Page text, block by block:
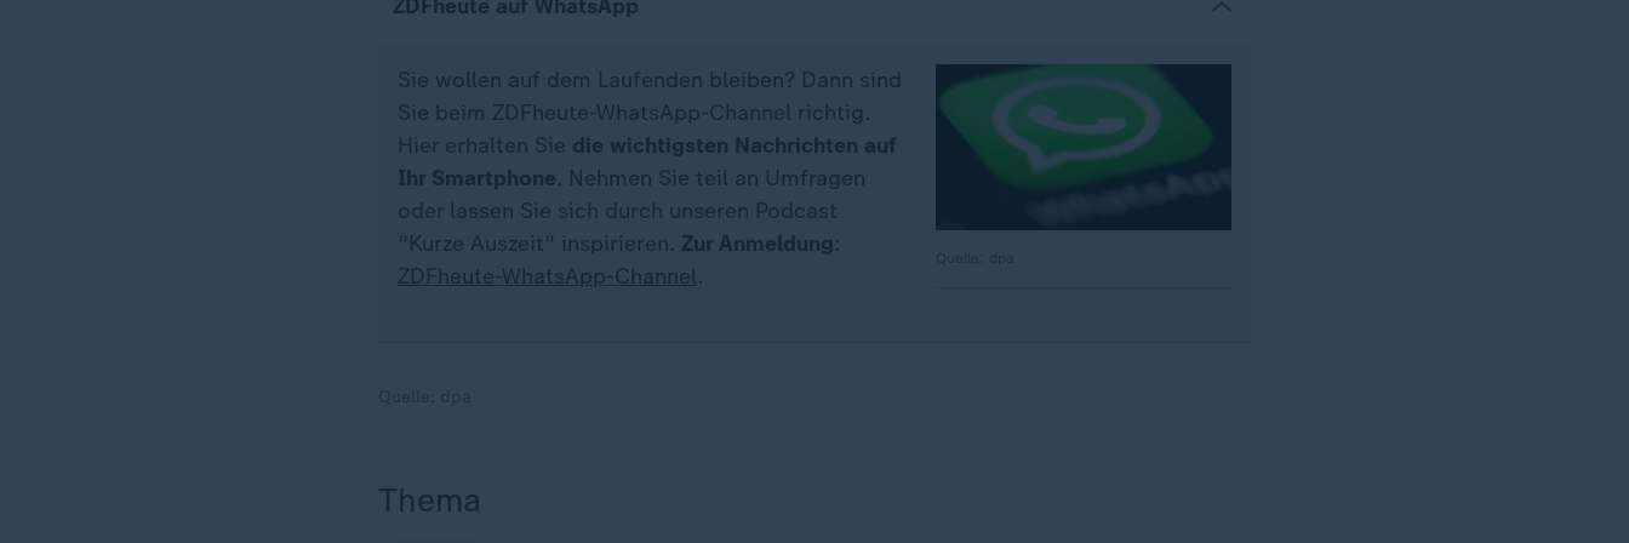
ZDFheute auf WhatsApp
Sie wollen auf dem Laufenden bleiben? Dann sind
Sie beim ZDFheute-WhatsApp-Channel richtig.
Hier erhalten Sie die wichtigsten Nachrichten auf
Ihr Smartphone. Nehmen Sie teil an Umfragen
oder lassen Sie sich durch unseren Podcast
"Kurze Auszeit" inspirieren. Zur Anmeldung:
ZDFheute-WhatsApp-Channel.
Thema